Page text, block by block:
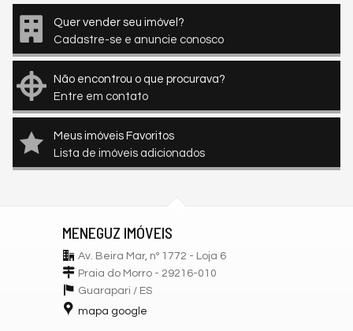
Quer vender seu imóvel?
Cadastre-se e anuncie conosco
Não encontrou o que procurava?
Entre em contato
Meus imóveis Favoritos
Lista de imóveis adicionados
MENEGUZ IMÓVEIS
Av. Beira Mar, nº 1772 - Loja 6
Praia do Morro - 29216-010
Guarapari / ES
mapa google